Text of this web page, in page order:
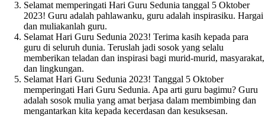
Selamat memperingati Hari Guru Sedunia tanggal 5 Oktober
2023! Guru adalah pahlawanku, guru adalah inspirasiku. Hargai
dan muliakanlah guru.
Selamat Hari Guru Sedunia 2023! Terima kasih kepada para
guru di seluruh dunia. Teruslah jadi sosok yang selalu
memberikan teladan dan inspirasi bagi murid-murid, masyarakat,
dan lingkungan.
Selamat Hari Guru Sedunia 2023! Tanggal 5 Oktober
memperingati Hari Guru Sedunia. Apa arti guru bagimu? Guru
adalah sosok mulia yang amat berjasa dalam membimbing dan
mengantarkan kita kepada kecerdasan dan kesuksesan.